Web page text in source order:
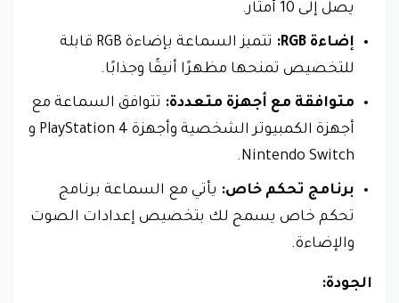
يصل إلى 10 أمتار.
إضاءة RGB:
تتميز السماعة بإضاءة RGB قابلة
للتخصيص تمنحها مظهرًا أنيقًا وجذابًا.
متوافقة مع أجهزة متعددة: تتوافق السماعة مع
أجهزة الكمبيوتر الشخصية وأجهزة PlayStation 4 و
Nintendo Switch.
برنامج تحكم خاص: يأتي مع السماعة برنامج
تحكم خاص يسمح لك بتخصيص إعدادات الصوت
والإضاءة.
الجودة: